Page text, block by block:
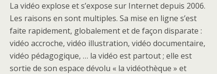
La vidéo explose et s’expose sur Internet depuis 2006.
Les raisons en sont multiples. Sa mise en ligne s’est
faite rapidement, globalement et de façon disparate :
vidéo accroche, vidéo illustration, vidéo documentaire,
vidéo pédagogique, … la vidéo est partout ; elle est
sortie de son espace dévolu « la vidéothèque » et